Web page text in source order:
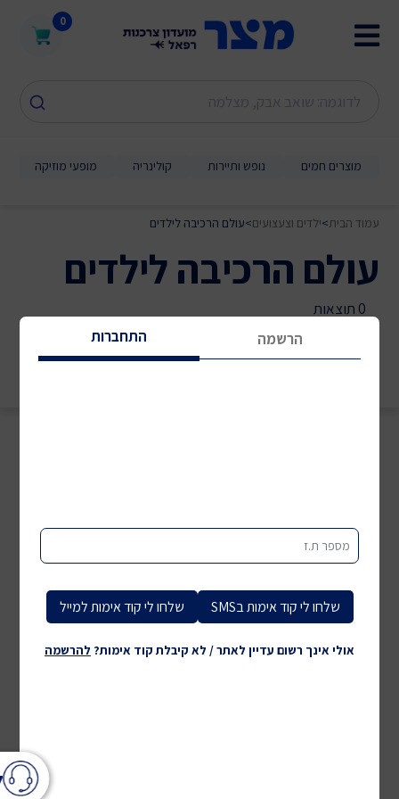
0
נופש ותיירות קולינריה מופעי מוזיקה מוצרים חמים
התחברות הרשמה
מספר ת.ז
שלחו לי קוד אימות למייל שלחו לי קוד אימות בSMS
אולי אינך רשום עדיין לאתר / לא קיבלת קוד אימות? להרשמה
עמוד הבית>ילדים וצעצועים>עולם הרכיבה לילדים
עולם הרכיבה לילדים
0 תוצאות